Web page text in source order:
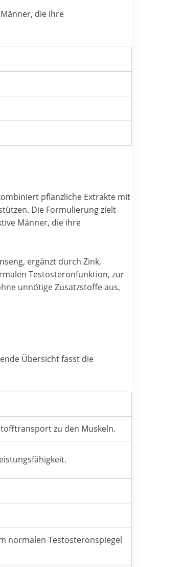
die ihre
pflanzliche Extrakte mit
Die Formulierung zielt
Männer, die ihre
ergänzt durch Zink,
Testosteronfunktion, zur
unnötige Zusatzstoffe aus,
Übersicht fasst die
zu den Muskeln.
normalen Testosteronspiegel